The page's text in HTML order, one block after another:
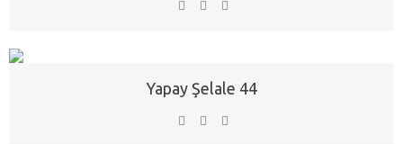
Yapay Şelale 44